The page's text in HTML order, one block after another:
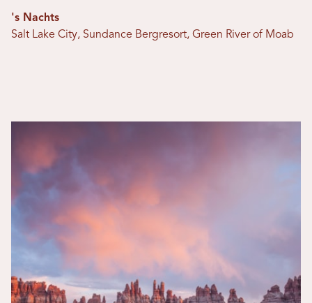
's Nachts
Salt Lake City, Sundance Bergresort, Green River of Moab